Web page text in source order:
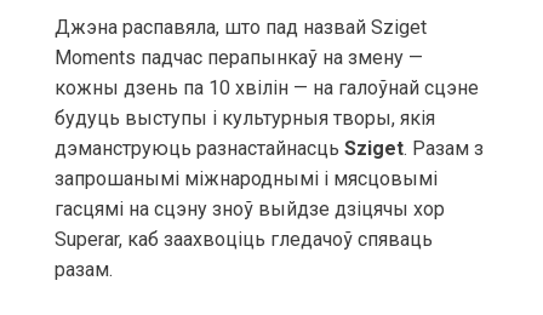
Джэна распавяла, што пад назвай Sziget
Moments падчас перапынкаў на змену —
кожны дзень па 10 хвілін — на галоўнай сцэне
будуць выступы і культурныя творы, якія
дэманструюць разнастайнасць Sziget. Разам з
запрошанымі міжнароднымі і мясцовымі
гасцямі на сцэну зноў выйдзе дзіцячы хор
Superar, каб заахвоціць гледачоў спяваць
разам.